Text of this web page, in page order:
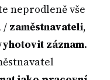
neprodleně vše
/ zaměstnavateli,
záznam.